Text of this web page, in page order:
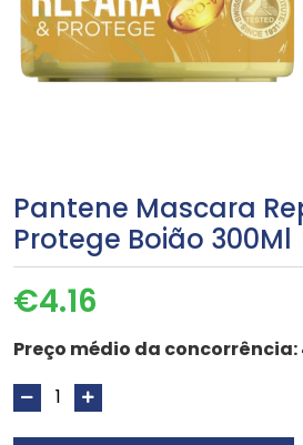
Pantene Mascara
Protege Boião 300Ml
€4.16
Preço médio da concorrência: